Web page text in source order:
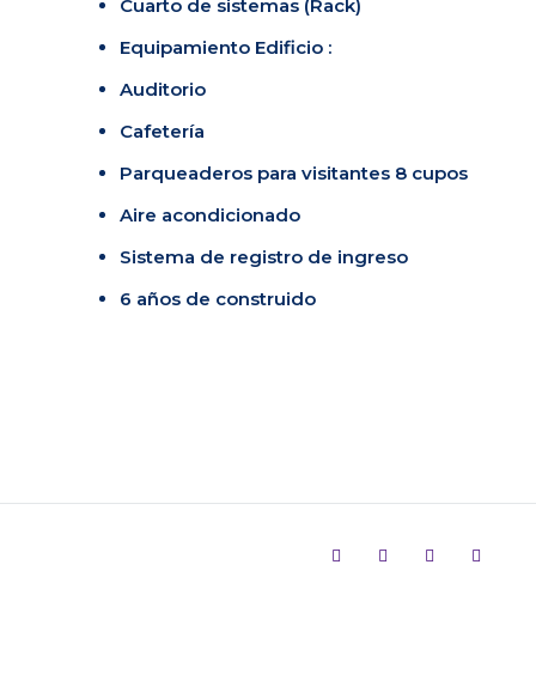
Cuarto de sistemas (Rack)
Equipamiento Edificio :
Auditorio
Cafetería
Parqueaderos para visitantes 8 cupos
Aire acondicionado
Sistema de registro de ingreso
6 años de construido